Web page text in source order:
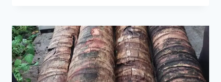
ASEM
BALI